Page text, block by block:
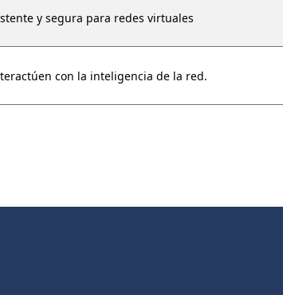
y segura para redes virtuales
con la inteligencia de la red.